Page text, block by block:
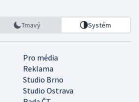
Tmavý Systém
Pro média
Reklama
Studio Brno
Studio Ostrava